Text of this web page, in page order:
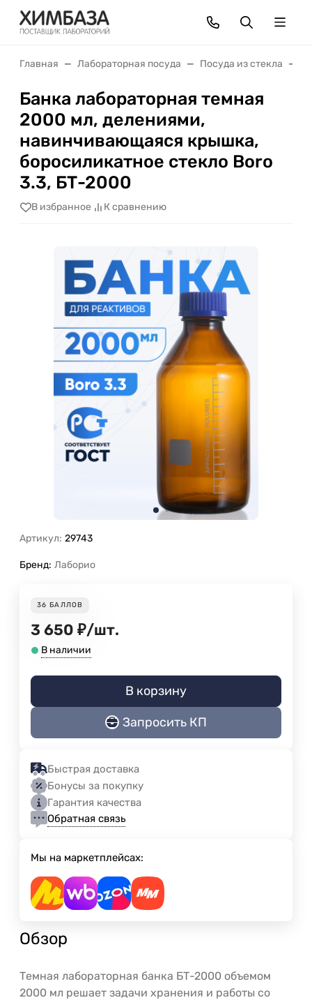
Главная Лабораторная посуда Посуда из стекла
Банка лабораторная темная
2000 мл, делениями,
навинчивающаяся крышка,
боросиликатное стекло Boro
3.3, БТ-2000
В избранное К сравнению
Артикул: 29743
Бренд: Лаборио
36 БАЛЛОВ
3 650 ₽/шт.
В наличии
В корзину
Запросить КП
Быстрая доставка
Бонусы за покупку
Гарантия качества
Обратная связь
Мы на маркетплейсах:
Обзор
Темная лабораторная банка БТ-2000 объемом
2000 мл решает задачи хранения и работы со